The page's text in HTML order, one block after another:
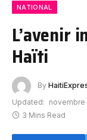
NATIONAL
L’avenir
Haïti
By
Updated: novembre
3 Mins Read